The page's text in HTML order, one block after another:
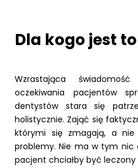
Dla kogo jest
Wzrastająca
oczekiwania pacjentów
dentystów stara się
holistycznie. Zająć się
którymi się zmagają, a nie
problemy. Nie ma w tym nic
pacjent chciałby być leczony